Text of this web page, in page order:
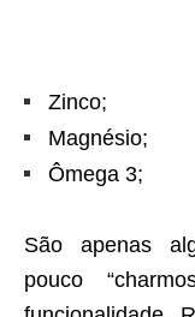
Zinco;
Magnésio;
Ômega 3;
São apenas
pouco